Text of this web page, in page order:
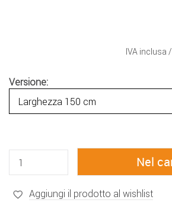
IVA inclusa /
Versione:
Aggiungi il prodotto al wishlist